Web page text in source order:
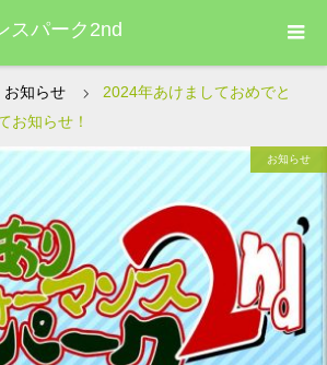
スパーク2nd
お知らせ
2024年あけましておめでと
お知らせ！
お知らせ